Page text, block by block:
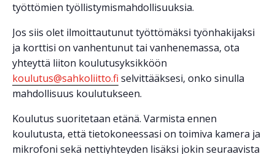
työttömien työllistymismahdollisuuksia.
Jos siis olet ilmoittautunut työttömäksi työnhakijaksi
ja korttisi on vanhentunut tai vanhenemassa, ota
yhteyttä liiton koulutusyksikköön
koulutus@sahkoliitto.fi selvittääksesi, onko sinulla
mahdollisuus koulutukseen.
Koulutus suoritetaan etänä. Varmista ennen
koulutusta, että tietokoneessasi on toimiva kamera ja
mikrofoni sekä nettiyhteyden lisäksi jokin seuraavista